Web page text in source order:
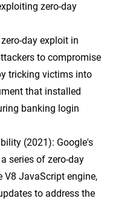
zero-day
day exploit in
to compromise
tricking victims into
that installed
banking login
(2021): Google's
series of zero-day
V8 JavaScript engine,
to address the